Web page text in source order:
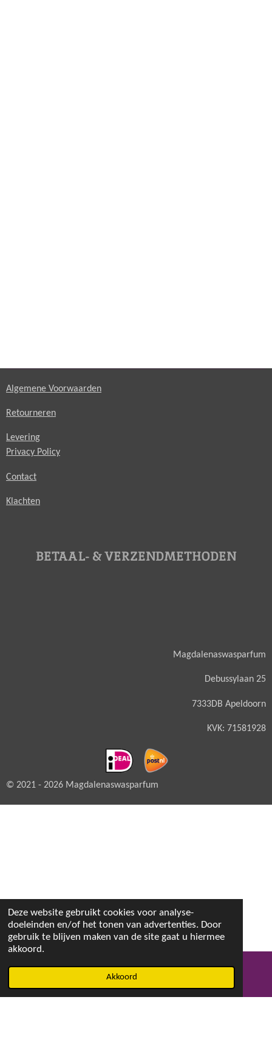
Deze website gebruikt cookies voor analyse-
doeleinden en/of het tonen van advertenties. Door
gebruik te blijven maken van de site gaat u hiermee
akkoord.
Akkoord
Algemene Voorwaarden
Retourneren
Levering
Privacy Policy
Contact
Klachten
BETAAL- & VERZENDMETHODEN
Magdalenaswasparfum
Debussylaan 25
7333DB Apeldoorn
KVK: 71581928
© 2021 - 2026 Magdalenaswasparfum